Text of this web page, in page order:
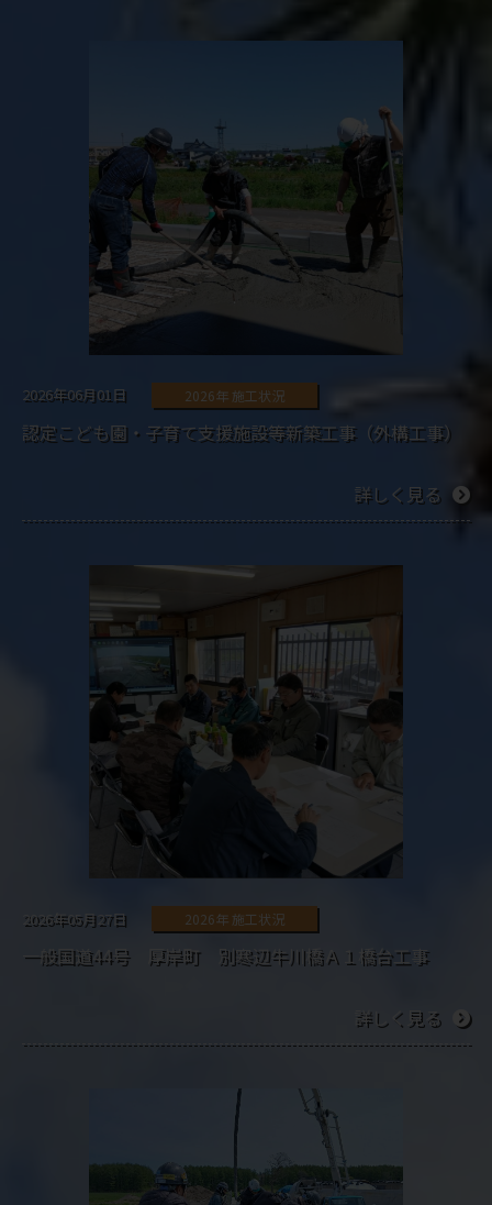
2026年06月01日 2026年 施工状況
認定こども園・子育て支援施設等新築工事（外構工事）
詳しく見る
2026年05月27日 2026年 施工状況
一般国道44号 厚岸町 別寒辺牛川橋Ａ１橋台工事
詳しく見る